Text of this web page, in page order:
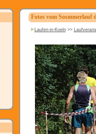
Fotos vom Sosmmerlauf
Laufen-in-Koeln>>